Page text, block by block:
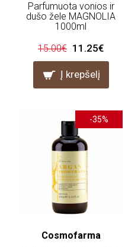
Parfumuota vonios ir
dušo žele MAGNOLIA
1000ml
15.00€ 11.25€
Į krepšelį
-35%
Cosmofarma